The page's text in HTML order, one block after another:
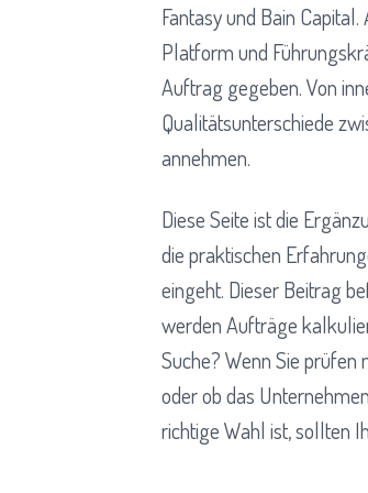
Fantasy und Bain
Platform und
Auftrag gegeben. Von
Qualitätsunterschiede
annehmen.
Diese Seite ist die
die praktischen
eingeht. Dieser Beitrag
werden Aufträge
Suche? Wenn Sie prüfen
oder ob das
richtige Wahl ist, sollten